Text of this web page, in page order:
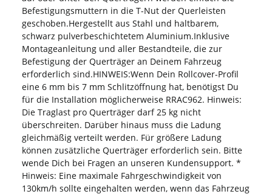
Befestigungsmuttern in die T-Nut der Querleisten
geschoben.Hergestellt aus Stahl und haltbarem,
schwarz pulverbeschichtetem Aluminium.Inklusive
Montageanleitung und aller Bestandteile, die zur
Befestigung der Querträger an Deinem Fahrzeug
erforderlich sind.HINWEIS:Wenn Dein Rollcover-Profil
eine 6 mm bis 7 mm Schlitzöffnung hat, benötigst Du
für die Installation möglicherweise RRAC962. Hinweis:
Die Traglast pro Querträger darf 25 kg nicht
überschreiten. Darüber hinaus muss die Ladung
gleichmäßig verteilt werden. Für größere Ladung
können zusätzliche Querträger erforderlich sein. Bitte
wende Dich bei Fragen an unseren Kundensupport. *
Hinweis: Eine maximale Fahrgeschwindigkeit von
130km/h sollte eingehalten werden, wenn das Fahrzeug